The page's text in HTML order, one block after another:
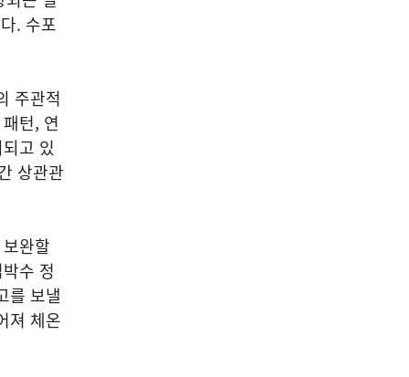
. 수포
주관적
턴, 연
고 있
상관관
완할
수 정
를 보낼
져 체온